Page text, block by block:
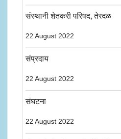
संस्थानी शेतकरी परिषद, तेरदळ
22 August 2022
संप्रदाय
22 August 2022
संघटना
22 August 2022